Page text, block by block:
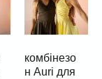
комбінезо
н Auri для